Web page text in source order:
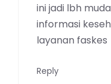
ini jadi lbh
informasi
layanan faskes
Reply